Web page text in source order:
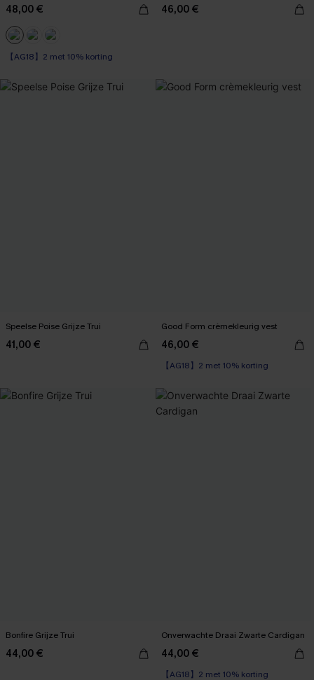
48,00 €
【AG18】2 met 10% korting
46,00 €
Speelse Poise Grijze Trui
41,00 €
Good Form crèmekleurig vest
46,00 €
【AG18】2 met 10% korting
Bonfire Grijze Trui
44,00 €
Onverwachte Draai Zwarte Cardigan
44,00 €
【AG18】2 met 10% korting